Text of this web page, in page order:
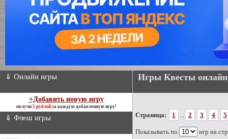
⇓ Онлайн игры
+Добавить новую игру
получи 5 рублейза каждую добавленную игру!
⇓ Флеш игры
Игры Квесты
Страница: 1 2 3 4 5
Показывать по игр на